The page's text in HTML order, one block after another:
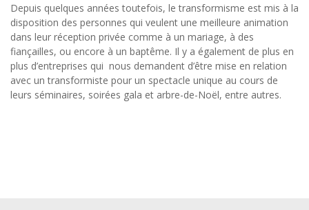
Depuis quelques années toutefois, le transformisme est mis à la
disposition des personnes qui veulent une meilleure animation
dans leur réception privée comme à un mariage, à des
fiançailles, ou encore à un baptême. Il y a également de plus en
plus d’entreprises qui nous demandent d’être mise en relation
avec un transformiste pour un spectacle unique au cours de
leurs séminaires, soirées gala et arbre-de-Noël, entre autres.